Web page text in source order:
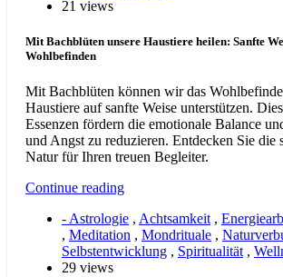
21 views
Mit Bachblüten unsere Haustiere heilen: Sanfte
Wohlbefinden
Mit Bachblüten können wir das
Haustiere auf sanfte Weise unterstützen.
Essenzen fördern die emotionale Balance
und Angst zu reduzieren. Entdecken Sie die
Natur für Ihren treuen Begleiter.
Continue reading
- Astrologie , Achtsamkeit ,
, Meditation , Mondrituale ,
Selbstentwicklung , Spiritualität ,
29 views